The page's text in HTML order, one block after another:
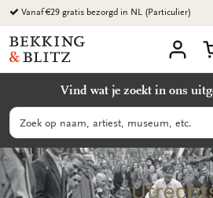
Ga
naar
content
Vanaf €29 gratis bezorgd in NL (Particulier)
Bekking
&
B.V.
account
Vind wat je zoekt in ons
Zoeken